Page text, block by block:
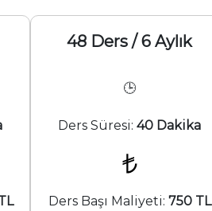
48 Ders / 6 Aylık
🕒
Ders Süresi: 40 Dakika
Ders Başı Maliyeti: 750 TL